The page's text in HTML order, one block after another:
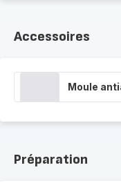
Accessoires
Moule
Préparation